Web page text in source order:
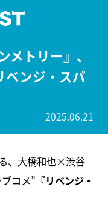
メトリー』、
ベンジ・スパ
2025.06.21
、大橋和也×渋谷
コメ” 『リベンジ・